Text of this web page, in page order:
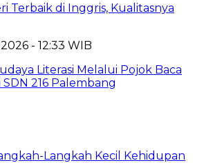
Terbaik di Inggris, Kualitasnya
- 12:33 WIB
Literasi Melalui Pojok Baca
216 Palembang
Langkah Kecil Kehidupan